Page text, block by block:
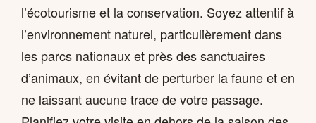
l’écotourisme et la conservation. Soyez attentif à
l’environnement naturel, particulièrement dans
les parcs nationaux et près des sanctuaires
d’animaux, en évitant de perturber la faune et en
ne laissant aucune trace de votre passage.